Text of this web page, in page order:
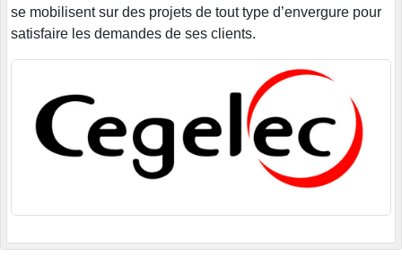
se mobilisent sur des projets de tout type d’envergure pour
satisfaire les demandes de ses clients.